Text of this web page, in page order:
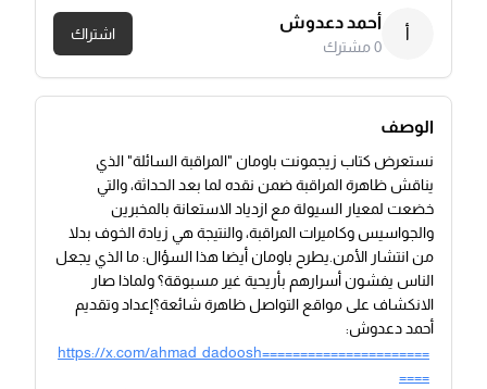
أ
أحمد دعدوش
0مشترك
اشتراك
الوصف
نستعرض كتاب زيجمونت باومان "المراقبة السائلة" الذي
يناقش ظاهرة المراقبة ضمن نقده لما بعد الحداثة، والتي
خضعت لمعيار السيولة مع ازدياد الاستعانة بالمخبرين
والجواسيس وكاميرات المراقبة، والنتيجة هي زيادة الخوف بدلا
من انتشار الأمن.يطرح باومان أيضا هذا السؤال: ما الذي يجعل
الناس يفشون أسرارهم بأريحية غير مسبوقة؟ ولماذا صار
الانكشاف على مواقع التواصل ظاهرة شائعة؟إعداد وتقديم
أحمد دعدوش:
https://x.com/ahmad_dadoosh======================
====